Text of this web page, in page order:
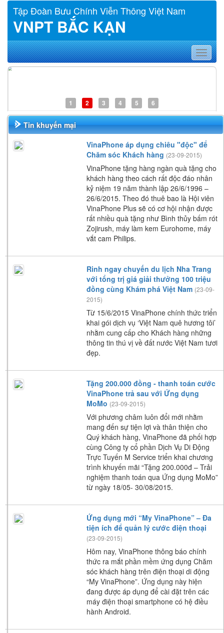
Tập Đoàn Bưu Chính Viễn Thông Việt Nam
VNPT BẮC KẠN
Toggle
1 2 3 4 5 6
Tin khuyến mại
VinaPhone áp dụng chiêu "độc" để
Chăm sóc Khách hàng (23-09-2015)
VinaPhone tặng hàng ngàn quà tặng cho
khách hàng theo cách rất độc đáo nhân
kỷ niệm 19 năm thành lập 26/6/1996 –
26/6/2015. Theo đó thuê bao là Hội viên
VinaPhone Plus sẽ có cơ hội nhận được
rất nhiều quà tặng như Bình thủy bấm rót
Zojirush, máy làm kem Eurohome, máy
vắt cam Philips.
Rinh ngay chuyến du lịch Nha Trang
với tổng trị giá giải thưởng 100 triệu
đồng cùng Khám phá Việt Nam (23-09-
2015)
Từ 15/6/2015 VinaPhone chính thức triển
khai gói dịch vụ ‘Việt Nam quê hương tôi’
nhằm cung cấp cho Khách hàng những
thông tin thú vị về đất nước Việt Nam tươi
đẹp.
Tặng 200.000 đồng - thanh toán cước
VinaPhone trả sau với Ứng dụng
MoMo (23-09-2015)
Với phương châm luôn đổi mới nhằm
mang đến sự tiện lợi và thân thiện cho
Quý khách hàng, VinaPhone đã phối hợp
cùng Công ty cổ phần Dịch Vụ Di Động
Trực Tuyến M Service triển khai chương
trình khuyến mãi “Tặng 200.000đ – Trải
nghiệm thanh toán qua Ứng dụng MoMo”
từ ngày 18/05- 30/08/2015.
Ứng dụng mới “My VinaPhone” – Đa
tiện ích để quản lý cước điện thoại
(23-09-2015)
Hôm nay, VinaPhone thông báo chính
thức ra mắt phần mềm ứng dụng Chăm
sóc khách hàng trên điện thoại di động
“My VinaPhone”. Ứng dụng này hiện
đang được áp dụng để cài đặt trên các
máy điện thoại smartphone có hệ điều
hành Android.